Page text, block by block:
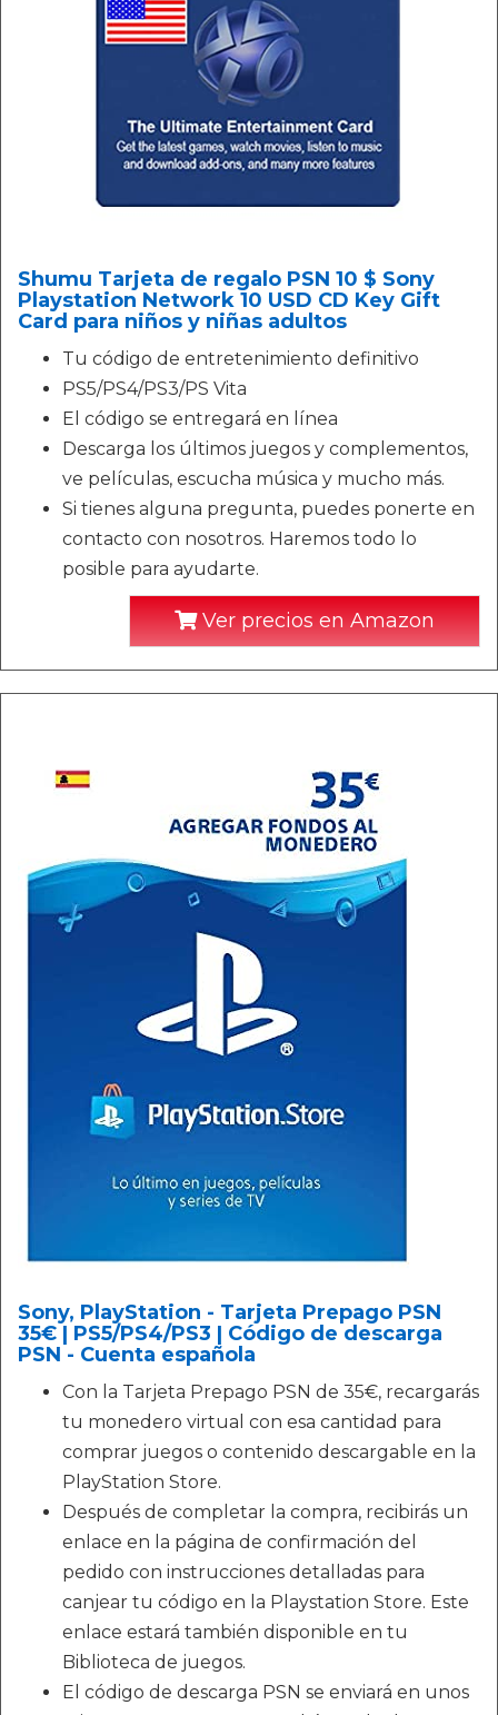
Shumu Tarjeta de regalo PSN 10 $ Sony
Playstation Network 10 USD CD Key Gift
Card para niños y niñas adultos
Tu código de entretenimiento definitivo
PS5/PS4/PS3/PS Vita
El código se entregará en línea
Descarga los últimos juegos y complementos,
ve películas, escucha música y mucho más.
Si tienes alguna pregunta, puedes ponerte en
contacto con nosotros. Haremos todo lo
posible para ayudarte.
Ver precios en Amazon
Sony, PlayStation - Tarjeta Prepago PSN
35€ | PS5/PS4/PS3 | Código de descarga
PSN - Cuenta española
Con la Tarjeta Prepago PSN de 35€, recargarás
tu monedero virtual con esa cantidad para
comprar juegos o contenido descargable en la
PlayStation Store.
Después de completar la compra, recibirás un
enlace en la página de confirmación del
pedido con instrucciones detalladas para
canjear tu código en la Playstation Store. Este
enlace estará también disponible en tu
Biblioteca de juegos.
El código de descarga PSN se enviará en unos